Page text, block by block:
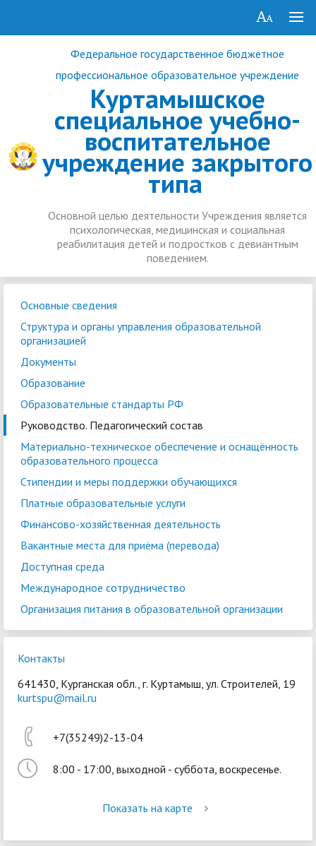
Федеральное государственное бюджетное
профессиональное образовательное учреждение
Куртамышское
специальное учебно-
воспитательное
учреждение закрытого
типа
Основной целью деятельности Учреждения является
психологическая, медицинская и социальная
реабилитация детей и подростков с девиантным
поведением.
Войти
Основные сведения
Структура и органы управления образовательной
организацией
Документы
Образование
Образовательные стандарты РФ
Руководство. Педагогический состав
Материально-техническое обеспечение и оснащённость
образовательного процесса
Стипендии и меры поддержки обучающихся
Платные образовательные услуги
Финансово-хозяйственная деятельность
Вакантные места для приёма (перевода)
Доступная среда
Международное сотрудничество
Организация питания в образовательной организации
Контакты
641430, Курганская обл., г. Куртамыш, ул. Строителей, 19
kurtspu@mail.ru
+7(35249)2-13-04
8:00 - 17:00, выходной - суббота, воскресенье.
Показать на карте